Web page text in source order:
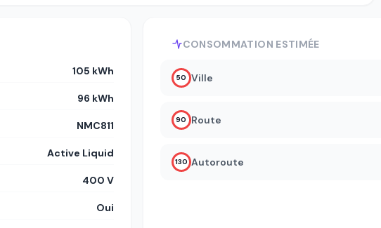
105 kWh
96 kWh
NMC811
Active Liquid
400 V
Oui
CONSOMMATION ESTIMÉE
50 Ville
90 Route
130 Autoroute